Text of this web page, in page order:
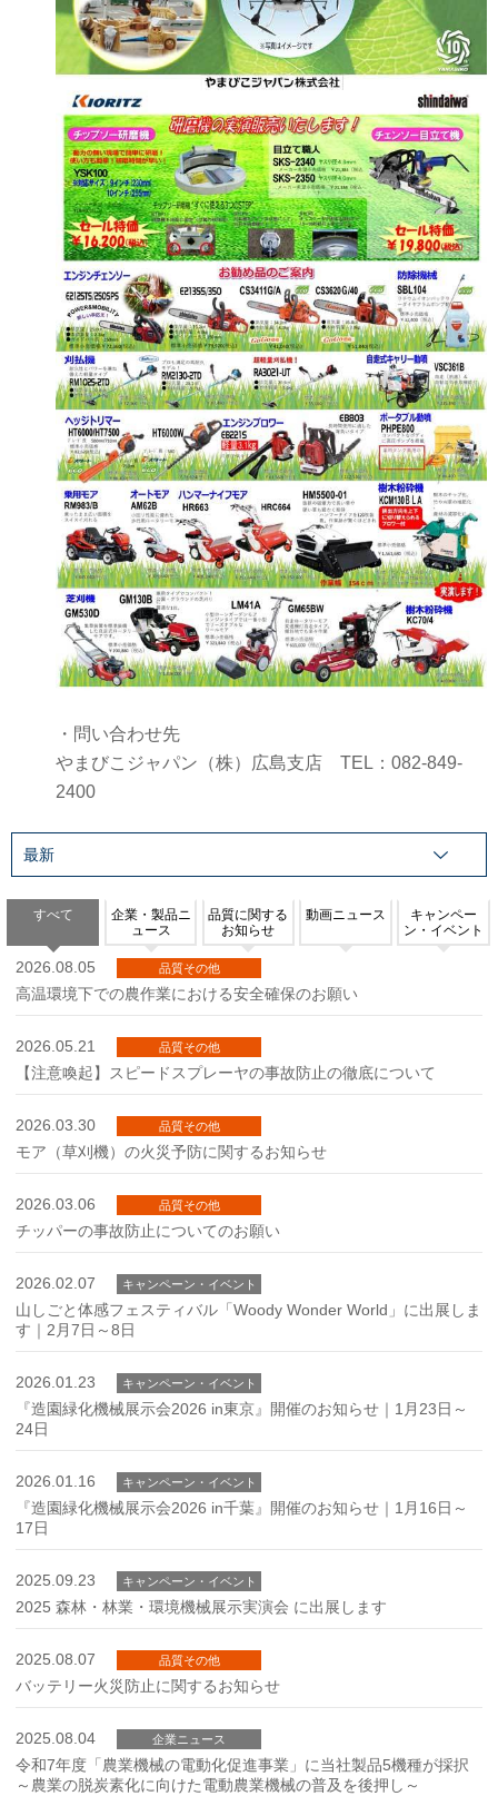
・問い合わせ先
やまびこジャパン（株）広島支店 TEL：082-849-
2400
すべて
企業・製品ニ
ュース
品質に関する
お知らせ
動画ニュース
キャンペー
ン・イベント
2026.08.05 品質その他
高温環境下での農作業における安全確保のお願い
2026.05.21 品質その他
【注意喚起】スピードスプレーヤの事故防止の徹底について
2026.03.30 品質その他
モア（草刈機）の火災予防に関するお知らせ
2026.03.06 品質その他
チッパーの事故防止についてのお願い
2026.02.07 キャンペーン・イベント
山しごと体感フェスティバル「Woody Wonder World」に出展しま
す｜2月7日～8日
2026.01.23 キャンペーン・イベント
『造園緑化機械展示会2026 in東京』開催のお知らせ｜1月23日～
24日
2026.01.16 キャンペーン・イベント
『造園緑化機械展示会2026 in千葉』開催のお知らせ｜1月16日～
17日
2025.09.23 キャンペーン・イベント
2025 森林・林業・環境機械展示実演会 に出展します
2025.08.07 品質その他
バッテリー火災防止に関するお知らせ
2025.08.04 企業ニュース
令和7年度「農業機械の電動化促進事業」に当社製品5機種が採択
～農業の脱炭素化に向けた電動農業機械の普及を後押し～